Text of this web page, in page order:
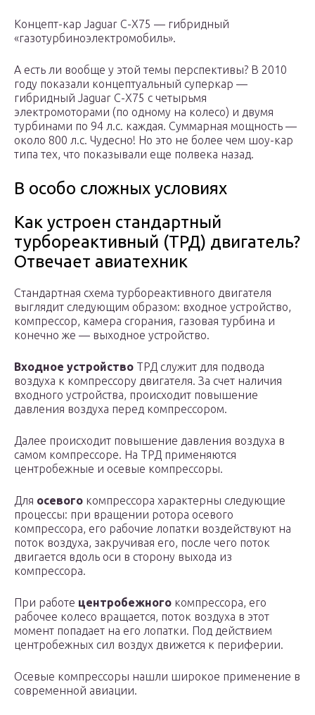
Концепт-кар Jaguar C-X75 — гибридный
«газотурбиноэлектромобиль».
А есть ли вообще у этой темы перспективы? В 2010
году показали концептуальный суперкар —
гибридный Jaguar C-Х75 с четырьмя
электромоторами (по одному на колесо) и двумя
турбинами по 94 л.с. каждая. Суммарная мощность —
около 800 л.с. Чудесно! Но это не более чем шоу-кар
типа тех, что показывали еще полвека назад.
В особо сложных условиях
Как устроен стандартный
турбореактивный (ТРД) двигатель?
Отвечает авиатехник
Стандартная схема турбореактивного двигателя
выглядит следующим образом: входное устройство,
компрессор, камера сгорания, газовая турбина и
конечно же — выходное устройство.
Входное устройство ТРД служит для подвода
воздуха к компрессору двигателя. За счет наличия
входного устройства, происходит повышение
давления воздуха перед компрессором.
Далее происходит повышение давления воздуха в
самом компрессоре. На ТРД применяются
центробежные и осевые компрессоры.
Для осевого компрессора характерны следующие
процессы: при вращении ротора осевого
компрессора, его рабочие лопатки воздействуют на
поток воздуха, закручивая его, после чего поток
двигается вдоль оси в сторону выхода из
компрессора.
При работе центробежного компрессора, его
рабочее колесо вращается, поток воздуха в этот
момент попадает на его лопатки. Под действием
центробежных сил воздух движется к периферии.
Осевые компрессоры нашли широкое применение в
современной авиации.